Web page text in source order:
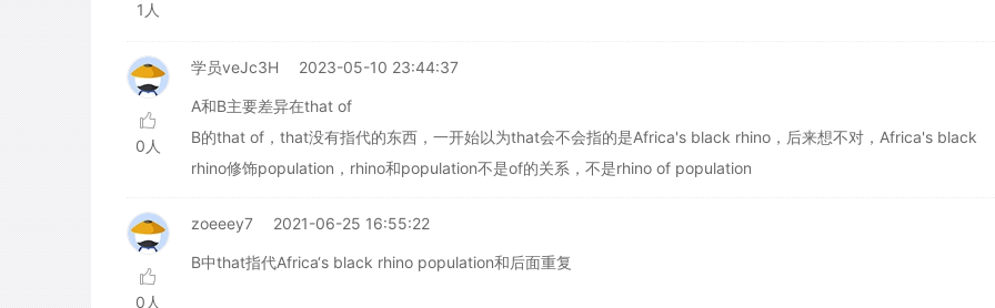
1人
0人
学员veJc3H 2023-05-10 23:44:37
A和B主要差异在that of
B的that of，that没有指代的东西，一开始以为that会不会指的是Africa's black rhino，后来想不对，Africa's black
rhino修饰population，rhino和population不是of的关系，不是rhino of population
0人
zoeeey7 2021-06-25 16:55:22
B中that指代Africa‘s black rhino population和后面重复